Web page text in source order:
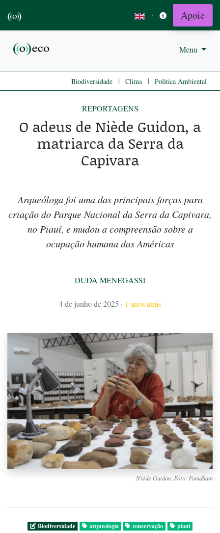
· Apoie
Menu
Biodiversidade | Clima | Politica Ambiental
REPORTAGENS
O adeus de Niède Guidon, a
matriarca da Serra da
Capivara
Arqueóloga foi uma das principais forças para
criação do Parque Nacional da Serra da Capivara,
no Piauí, e mudou a compreensão sobre a
ocupação humana das Américas
DUDA MENEGASSI
4 de junho de 2025 · 1 anos atrás
Niède Guidon. Foto: Fumdham
Biodiversidade arqueologia conservação
piauí